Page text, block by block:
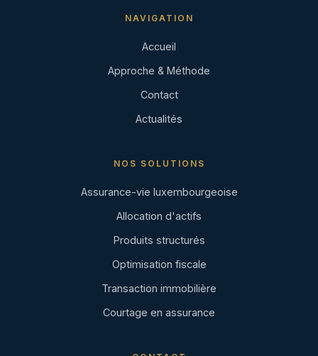
NAVIGATION
Accueil
Approche & Méthode
Contact
Actualités
NOS SOLUTIONS
Assurance-vie luxembourgeoise
Allocation d'actifs
Produits structurés
Optimisation fiscale
Transaction immobilière
Courtage en assurance